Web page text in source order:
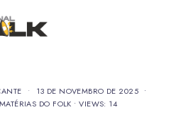
• 13 DE NOVEMBRO DE 2025 •
MATÉRIAS DO FOLK •VIEWS: 14